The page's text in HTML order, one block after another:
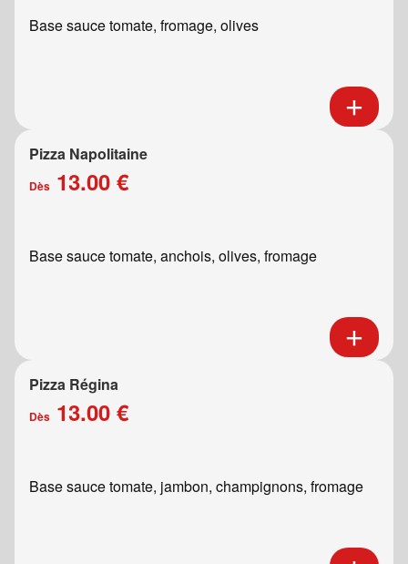
Base sauce tomate, fromage, olives
Pizza Napolitaine
Dès 13.00 €
Base sauce tomate, anchois, olives, fromage
Pizza Régina
Dès 13.00 €
Base sauce tomate, jambon, champignons, fromage